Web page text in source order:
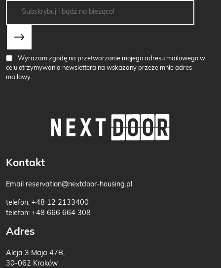
Wyrażam zgodę na przetwarzanie mojego adresu mailowego w
celu otrzymywania newslettera na wskazany przeze mnie adres
mailowy.
Kontakt
Email reservation@nextdoor-housing.pl
telefon: +48 12 2133400
telefon: +48 666 664 308
Adres
Aleja 3 Maja 47B,
30-062 Kraków